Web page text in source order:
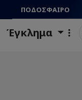
ΠΟΔΟΣΦΑΙΡΟ
Έγκλημα